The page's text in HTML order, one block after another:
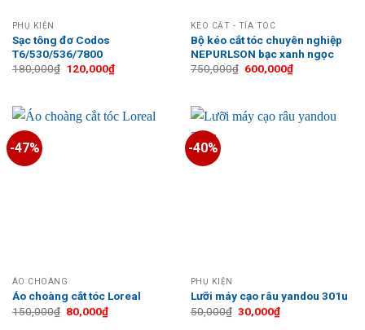
PHỤ KIỆN
Sạc tông đơ Codos
T6/530/536/7800
180,000₫ Giá
120,000₫Giá
hiện
120,000₫.
KÉO CẮT - TỈA TÓC
Bộ kéo cắt tóc chuyên nghiệp
NEPURLSON bạc xanh ngọc
750,000₫ Giá
600,000₫Giá
hiện
600,000₫.
-47%
ÁO CHOÀNG
Áo choàng cắt tóc Loreal
150,000₫ Giá
gốc
80,000₫Giá
hiện
-40%
PHỤ KIỆN
Lưỡi máy cạo râu yandou 301u
50,000₫ Giá
gốc
30,000₫Giá
hiện